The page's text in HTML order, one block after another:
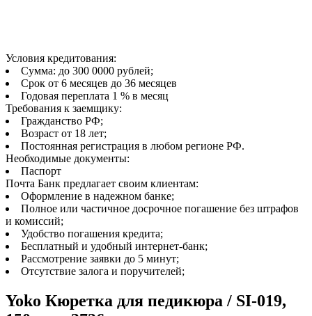
Условия кредитования:
Сумма: до 300 0000 рублей;
Срок от 6 месяцев до 36 месяцев
Годовая переплата 1 % в месяц
Требования к заемщику:
Гражданство РФ;
Возраст от 18 лет;
Постоянная регистрация в любом регионе РФ.
Необходимые документы:
Паспорт
Почта Банк предлагает своим клиентам:
Оформление в надежном банке;
Полное или частичное досрочное погашение без штрафов
и комиссий;
Удобство погашения кредита;
Бесплатный и удобный интернет-банк;
Рассмотрение заявки до 5 минут;
Отсутствие залога и поручителей;
Yoko Кюретка для педикюра / SI-019,